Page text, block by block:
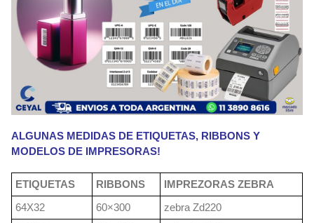
ALGUNAS MEDIDAS DE ETIQUETAS, RIBBONS Y
MODELOS DE IMPRESORAS!
ETIQUETAS RIBBONS
IMPREZORAS ZEBRA
64X32
60×300
zebra Zd220